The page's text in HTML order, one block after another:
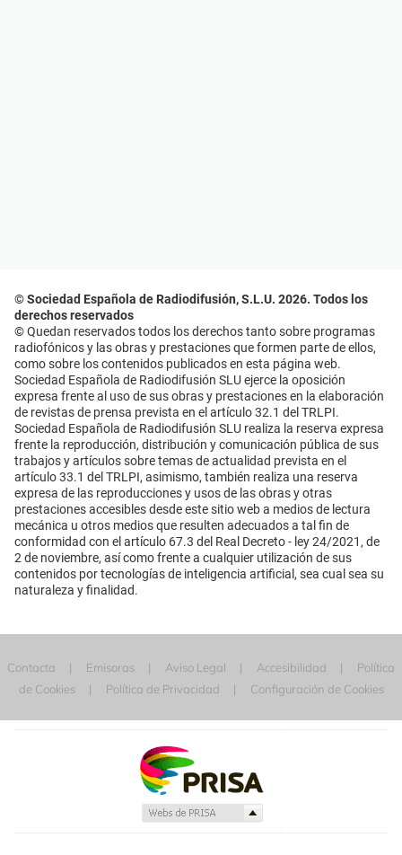
© Sociedad Española de Radiodifusión, S.L.U. 2026. Todos los
derechos reservados
© Quedan reservados todos los derechos tanto sobre programas
radiofónicos y las obras y prestaciones que formen parte de ellos,
como sobre los contenidos publicados en esta página web.
Sociedad Española de Radiodifusión SLU ejerce la oposición
expresa frente al uso de sus obras y prestaciones en la elaboración
de revistas de prensa prevista en el artículo 32.1 del TRLPI.
Sociedad Española de Radiodifusión SLU realiza la reserva expresa
frente la reproducción, distribución y comunicación pública de sus
trabajos y artículos sobre temas de actualidad prevista en el
artículo 33.1 del TRLPI, asimismo, también realiza una reserva
expresa de las reproducciones y usos de las obras y otras
prestaciones accesibles desde este sitio web a medios de lectura
mecánica u otros medios que resulten adecuados a tal fin de
conformidad con el artículo 67.3 del Real Decreto - ley 24/2021, de
2 de noviembre, así como frente a cualquier utilización de sus
contenidos por tecnologías de inteligencia artificial, sea cual sea su
naturaleza y finalidad.
Contacta Emisoras Aviso Legal Accesibilidad
Política
de Cookies
Política de Privacidad Configuración de Cookies